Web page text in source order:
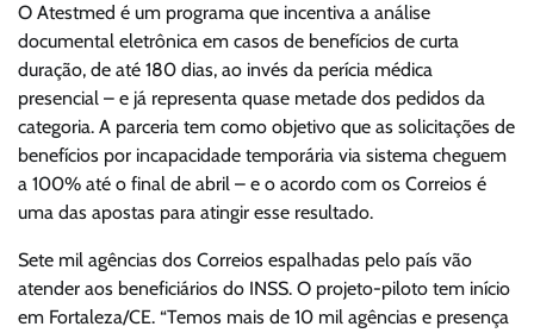
O Atestmed é um programa que incentiva a análise
documental eletrônica em casos de benefícios de curta
duração, de até 180 dias, ao invés da perícia médica
presencial – e já representa quase metade dos pedidos da
categoria. A parceria tem como objetivo que as solicitações de
benefícios por incapacidade temporária via sistema cheguem
a 100% até o final de abril – e o acordo com os Correios é
uma das apostas para atingir esse resultado.
Sete mil agências dos Correios espalhadas pelo país vão
atender aos beneficiários do INSS. O projeto-piloto tem início
em Fortaleza/CE. “Temos mais de 10 mil agências e presença